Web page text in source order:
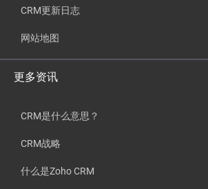
CRM更新日志
网站地图
更多资讯
CRM是什么意思？
CRM战略
什么是Zoho CRM